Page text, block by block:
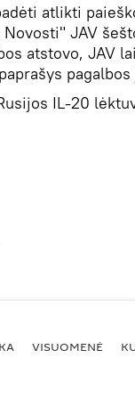
atlikti
JAV
atstovo, JAV
IL-20
VISUOMENĖ